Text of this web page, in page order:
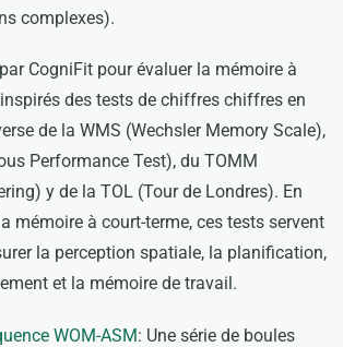
complexes).
CogniFit pour évaluer la mémoire à
des tests de chiffres chiffres en
de la WMS (Wechsler Memory Scale),
Performance Test), du TOMM
y de la TOL (Tour de Londres). En
mémoire à court-terme, ces tests servent
la perception spatiale, la planification,
et la mémoire de travail.
WOM-ASM: Une série de boules